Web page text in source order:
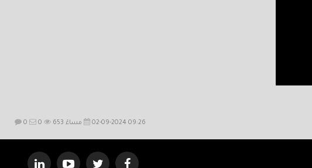
02-09-2024 09:26 مساءً
0 0 653